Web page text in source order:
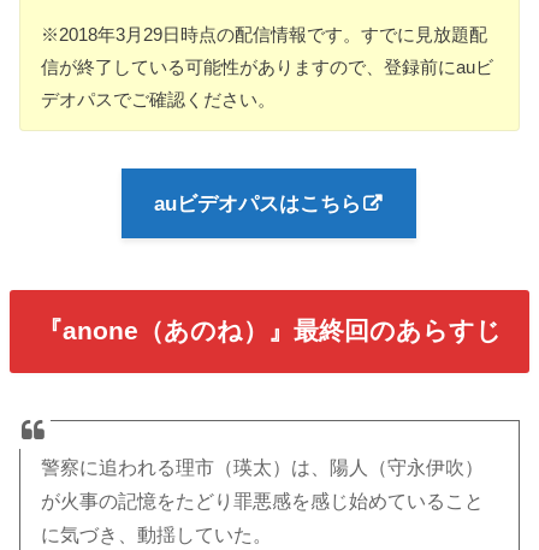
※2018年3月29日時点の配信情報です。すでに見放題配
信が終了している可能性がありますので、登録前にauビ
デオパスでご確認ください。
auビデオパスはこちら
『anone（あのね）』最終回のあらすじ
警察に追われる理市（瑛太）は、陽人（守永伊吹）
が火事の記憶をたどり罪悪感を感じ始めていること
に気づき、動揺していた。